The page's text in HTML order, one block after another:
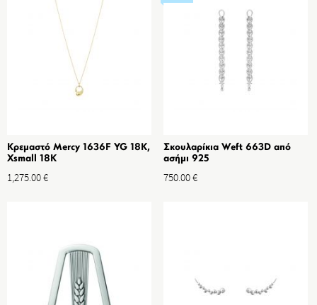
Κρεμαστό Mercy 1636F YG 18K,
Xsmall 18K
1,275.00€
Σκουλαρίκια Weft 663D από
ασήμι 925
750.00€